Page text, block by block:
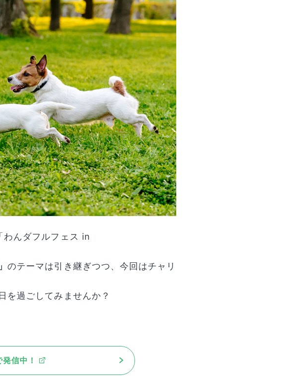
わんダフルフェス in
のテーマは引き継ぎつつ、今回はチャリ
を過ごしてみませんか？
信中！